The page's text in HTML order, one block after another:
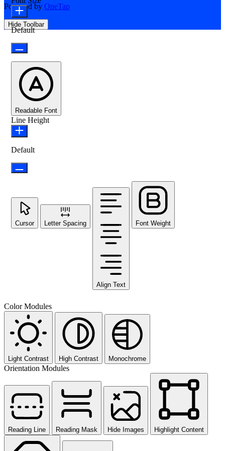
Powered by OneTap
Hide Toolbar
Default
Readable Font
Line Height
Default
Cursor Letter Spacing
Align Text
Font Weight
Color Modules
Light Contrast High Contrast Monochrome
Orientation Modules
Reading Line Reading Mask Hide Images Highlight Content